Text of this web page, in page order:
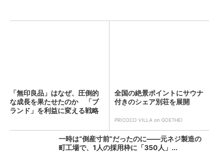
「無印良品」はなぜ、圧倒的
な成長を果たせたのか 「ブ
ランド」を利益に変える戦略
全国の絶景ポイントにサウナ
付きのシェア別荘を展開
PR(COCO VILLA on GOETHE)
一時は“倒産寸前”だったのに――元ネジ製造の
町工場で、1人の採用枠に「350人」...